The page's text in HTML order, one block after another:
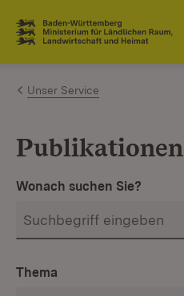
Zum Inhalt springen
Link zur Startseite
Unser Service
Publikationen
Wonach suchen Sie?
Thema